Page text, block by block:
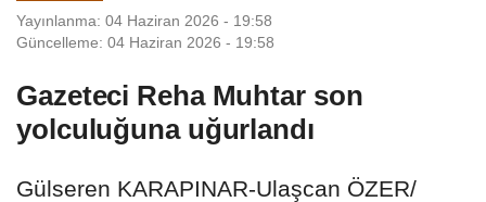
Yayınlanma: 04 Haziran 2026 - 19:58
Güncelleme: 04 Haziran 2026 - 19:58
Gazeteci Reha Muhtar son
yolculuğuna uğurlandı
Gülseren KARAPINAR-Ulaşcan ÖZER/